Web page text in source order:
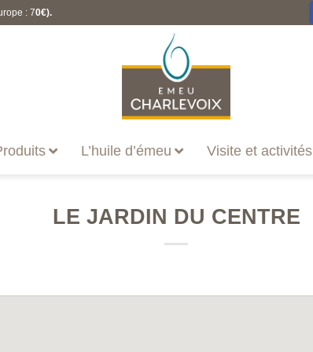
: 70€).
L’huile d’émeu Visite et activités
LE JARDIN DU CENTRE